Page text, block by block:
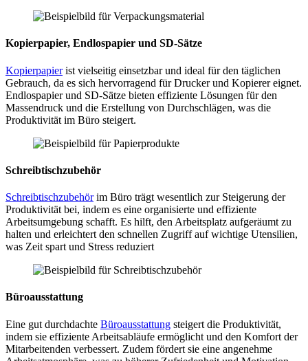
Kopierpapier, Endlospapier und SD-Sätze
Kopierpapierist vielseitig einsetzbar und ideal für den täglichen
Gebrauch, da es sich hervorragend für Drucker und Kopierer eignet.
Endlospapier und SD-Sätze bieten effiziente Lösungen für den
Massendruck und die Erstellung von Durchschlägen, was die
Produktivität im Büro steigert.
Schreibtischzubehör
Schreibtischzubehörim Büro trägt wesentlich zur Steigerung der
Produktivität bei, indem es eine organisierte und effiziente
Arbeitsumgebung schafft. Es hilft, den Arbeitsplatz aufgeräumt zu
halten und erleichtert den schnellen Zugriff auf wichtige Utensilien,
was Zeit spart und Stress reduziert
Büroausstattung
Eine gut durchdachte Büroausstattung steigert die Produktivität,
indem sie effiziente Arbeitsabläufe ermöglicht und den Komfort der
Mitarbeitenden verbessert. Zudem fördert sie eine angenehme